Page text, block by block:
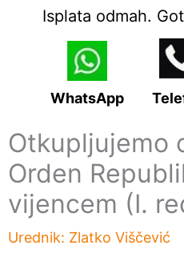
Isplata odmah.
WhatsApp
Otkupljujemo
Orden
vijencem (I.
Urednik: Zlatko Viščević